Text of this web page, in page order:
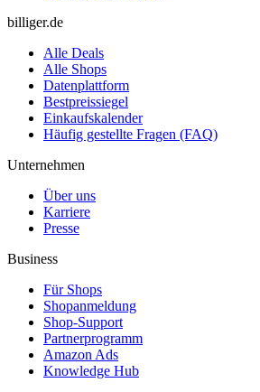
billiger.de
Alle Deals
Alle Shops
Datenplattform
Bestpreissiegel
Einkaufskalender
Häufig gestellte Fragen (FAQ)
Unternehmen
Über uns
Karriere
Presse
Business
Für Shops
Shopanmeldung
Shop-Support
Partnerprogramm
Amazon Ads
Knowledge Hub